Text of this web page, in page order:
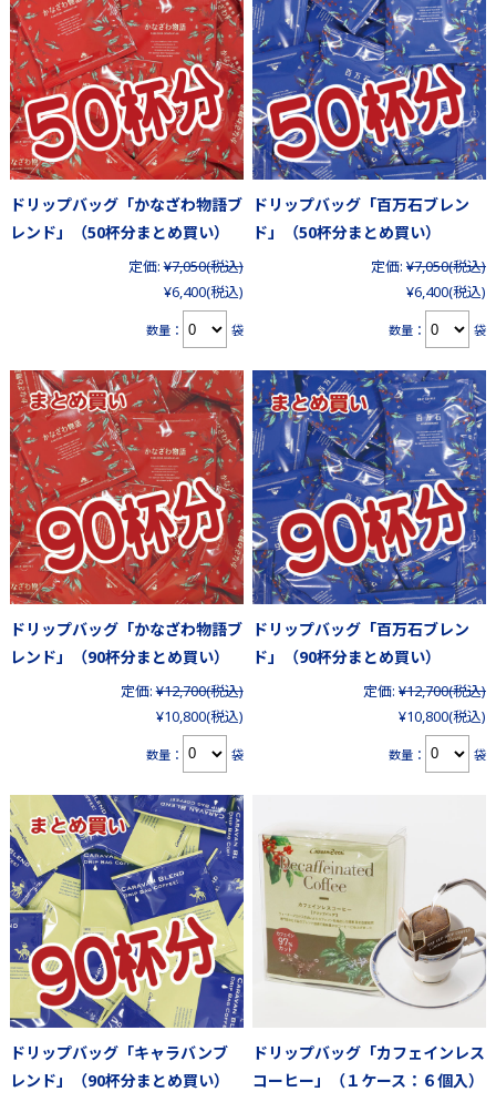
ドリップバッグ「かなざわ物語ブ
レンド」（50杯分まとめ買い）
定価: ¥7,050(税込)
¥6,400(税込)
数量： 袋
ドリップバッグ「百万石ブレン
ド」（50杯分まとめ買い）
定価: ¥7,050(税込)
¥6,400(税込)
数量： 袋
ドリップバッグ「かなざわ物語ブ
レンド」（90杯分まとめ買い）
定価: ¥12,700(税込)
¥10,800(税込)
数量： 袋
ドリップバッグ「百万石ブレン
ド」（90杯分まとめ買い）
定価: ¥12,700(税込)
¥10,800(税込)
数量： 袋
ドリップバッグ「キャラバンブ
レンド」（90杯分まとめ買い）
ドリップバッグ「カフェインレス
コーヒー」（１ケース：６個入）